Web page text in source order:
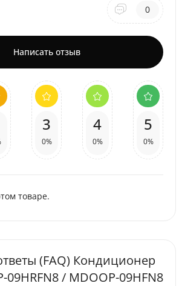
0
Написать отзыв
3
0%
4
0%
5
0%
товаре.
(FAQ) Кондиционер
09HRFN8 / MDOOP-09HFN8